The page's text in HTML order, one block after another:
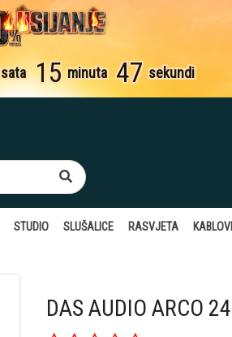
sata 15 minuta 46 sekundi
STUDIO SLUŠALICE RASVJETA
DAS AUDIO ARCO